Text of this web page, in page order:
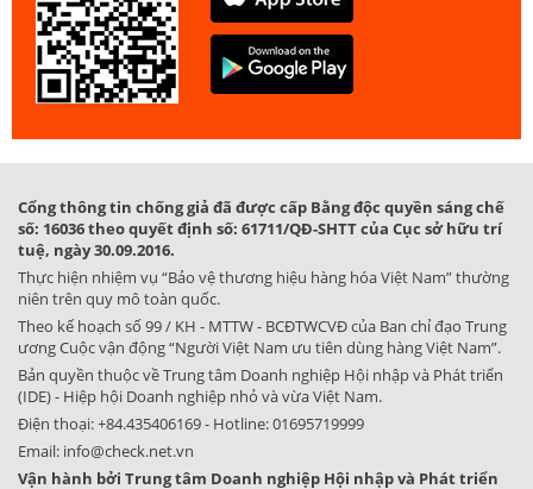
Cổng thông tin chống giả đã được cấp Bằng độc quyền sáng chế
số: 16036 theo quyết định số: 61711/QĐ-SHTT của Cục sở hữu trí
tuệ, ngày 30.09.2016.
Thực hiện nhiệm vụ “Bảo vệ thương hiệu hàng hóa Việt Nam” thường
niên trên quy mô toàn quốc.
Theo kế hoạch số 99 / KH - MTTW - BCĐTWCVĐ của Ban chỉ đạo Trung
ương Cuộc vận động “Người Việt Nam ưu tiên dùng hàng Việt Nam”.
Bản quyền thuộc về Trung tâm Doanh nghiệp Hội nhập và Phát triển
(IDE) - Hiệp hội Doanh nghiệp nhỏ và vừa Việt Nam.
Điện thoại:+84.435406169- Hotline:01695719999
Email: info@check.net.vn
Vận hành bởi Trung tâm Doanh nghiệp Hội nhập và Phát triển